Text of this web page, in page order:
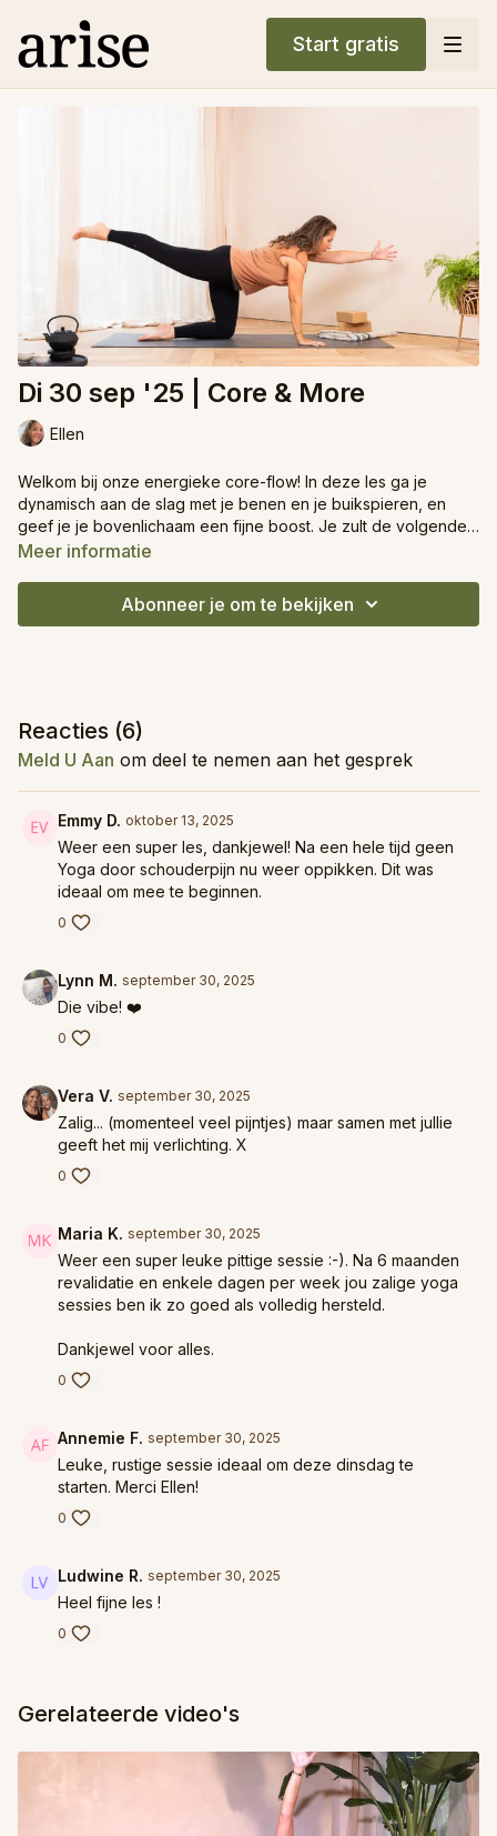
Start gratis
Di 30 sep '25 | Core & More
Ellen
Welkom bij onze energieke core-flow! In deze les ga je
dynamisch aan de slag met je benen en je buikspieren, en
geef je je bovenlichaam een fijne boost. Je zult de volgende
dag zeker voelen dat je core goed gewerkt heeft!
Meer informatie
Abonneer je om te bekijken
Reacties (6)
Meld U Aan om deel te nemen aan het gesprek
Emmy D. oktober 13, 2025
Weer een super les, dankjewel! Na een hele tijd geen
Yoga door schouderpijn nu weer oppikken. Dit was
ideaal om mee te beginnen.
0
Lynn M. september 30, 2025
Die vibe! ❤️
0
Vera V. september 30, 2025
Zalig... (momenteel veel pijntjes) maar samen met jullie
geeft het mij verlichting. X
0
Maria K. september 30, 2025
Weer een super leuke pittige sessie :-). Na 6 maanden
revalidatie en enkele dagen per week jou zalige yoga
sessies ben ik zo goed als volledig hersteld.
Dankjewel voor alles.
0
Annemie F. september 30, 2025
Leuke, rustige sessie ideaal om deze dinsdag te
starten. Merci Ellen!
0
Ludwine R. september 30, 2025
Heel fijne les !
0
Gerelateerde video's